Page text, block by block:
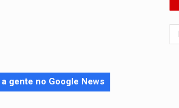
a gente no Google News